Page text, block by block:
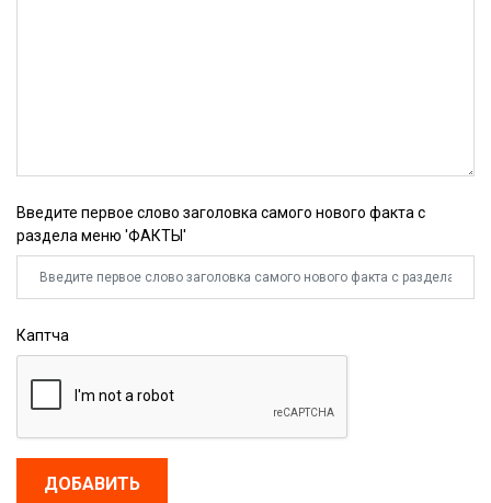
Введите первое слово заголовка самого нового факта с
раздела меню 'ФАКТЫ'
Каптча
ДОБАВИТЬ